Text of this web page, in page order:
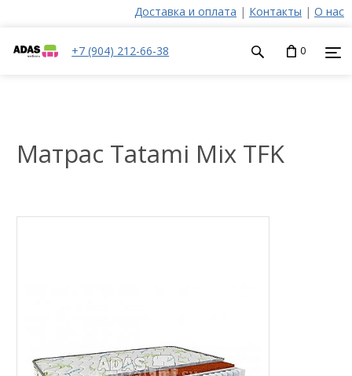
Доставка и оплата | Контакты | О нас
+7 (904) 212-66-38 0
Матрас Tatami Mix TFK